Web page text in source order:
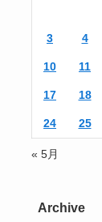
3 4
10 11
17 18
24 25
« 5月
Archive